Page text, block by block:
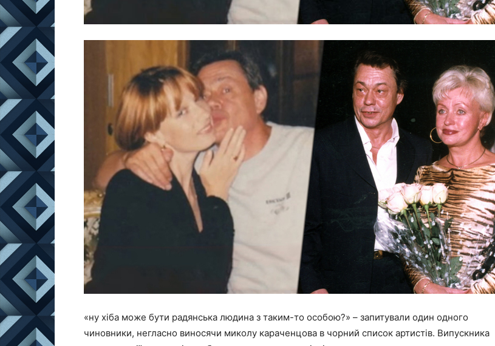
«ну хіба може бути радянська людина з таким-то особою?» – запитували один одного
чиновники, негласно виносячи миколу караченцова в чорний список артистів. Випускника